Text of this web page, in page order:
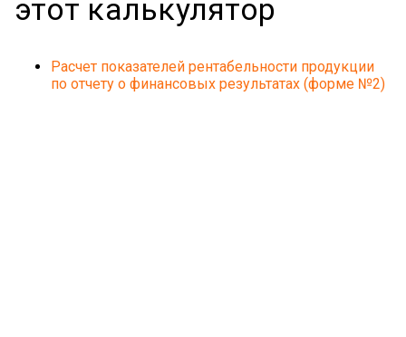
этот калькулятор
Расчет показателей рентабельности продукции
по отчету о финансовых результатах (форме №2)